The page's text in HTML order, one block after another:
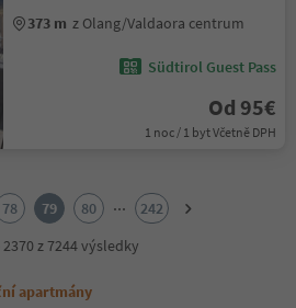
373 m z Olang/Valdaora centrum
Südtirol Guest Pass
Od 95€
1 noc / 1 byt Včetně DPH
78 79 80 ...
242
2370 z 7244 výsledky
apartmány